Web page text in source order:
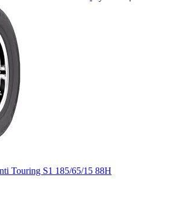
Touring S1 185/65/15 88H